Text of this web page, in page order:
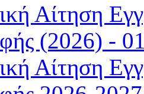
Αίτηση
(2026) -
Αίτηση